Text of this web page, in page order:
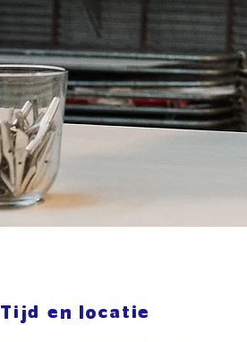
Tijd en locatie